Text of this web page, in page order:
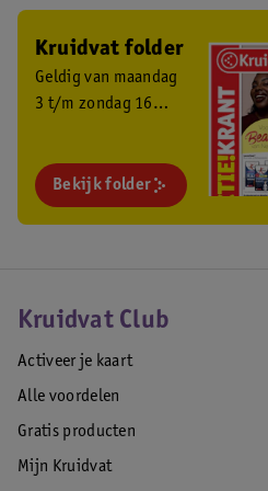
Kruidvat folder
Geldig van maandag
3 t/m zondag 16
Bekijk folder
Kruidvat Club
Activeer je kaart
Alle voordelen
Gratis producten
Mijn Kruidvat